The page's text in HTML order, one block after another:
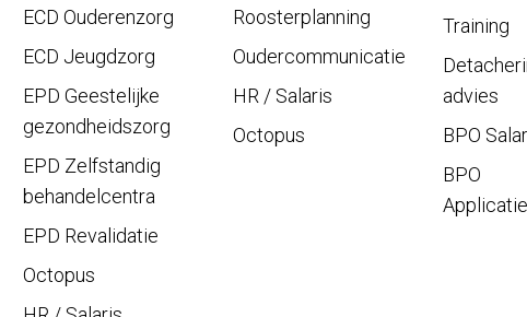
ECD Ouderenzorg
ECD Jeugdzorg
EPD Geestelijke
gezondheidszorg
EPD Zelfstandig
behandelcentra
EPD Revalidatie
Octopus
Roosterplanning
Oudercommunicatie
HR / Salaris
Octopus
Training
advies
BPO
BPO